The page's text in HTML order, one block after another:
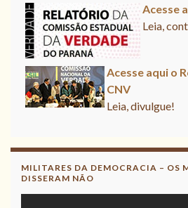
Acesse aqui
Leia, contribua !
Acesse aqui o Relatório Final
Leia, divulgue!
Leia, contribua !
MILITARES DA DEMOCRACIA – OS
DISSERAM NÃO